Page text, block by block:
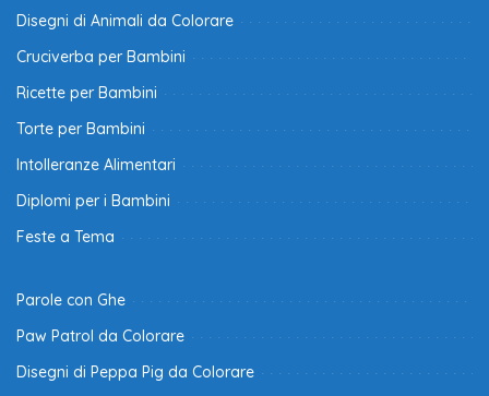
Disegni di Animali da Colorare
Cruciverba per Bambini
Ricette per Bambini
Torte per Bambini
Intolleranze Alimentari
Diplomi per i Bambini
Feste a Tema
Parole con Ghe
Paw Patrol da Colorare
Disegni di Peppa Pig da Colorare